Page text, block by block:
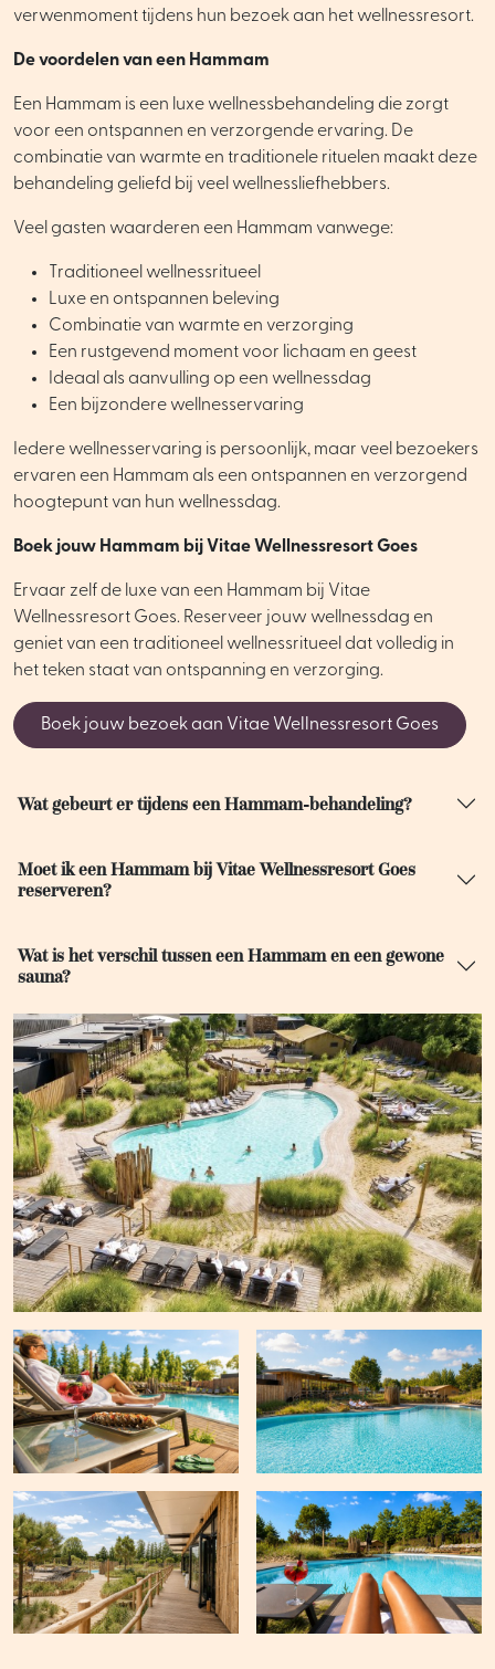
verwenmoment tijdens hun bezoek aan het wellnessresort.
De voordelen van een Hammam
Een Hammam is een luxe wellnessbehandeling die zorgt
voor een ontspannen en verzorgende ervaring. De
combinatie van warmte en traditionele rituelen maakt deze
behandeling geliefd bij veel wellnessliefhebbers.
Veel gasten waarderen een Hammam vanwege:
Traditioneel wellnessritueel
Luxe en ontspannen beleving
Combinatie van warmte en verzorging
Een rustgevend moment voor lichaam en geest
Ideaal als aanvulling op een wellnessdag
Een bijzondere wellnesservaring
Iedere wellnesservaring is persoonlijk, maar veel bezoekers
ervaren een Hammam als een ontspannen en verzorgend
hoogtepunt van hun wellnessdag.
Boek jouw Hammam bij Vitae Wellnessresort Goes
Ervaar zelf de luxe van een Hammam bij Vitae
Wellnessresort Goes. Reserveer jouw wellnessdag en
geniet van een traditioneel wellnessritueel dat volledig in
het teken staat van ontspanning en verzorging.
Boek jouw bezoek aan Vitae Wellnessresort Goes
Wat gebeurt er tijdens een Hammam-behandeling?
Moet ik een Hammam bij Vitae Wellnessresort Goes
reserveren?
Wat is het verschil tussen een Hammam en een gewone
sauna?